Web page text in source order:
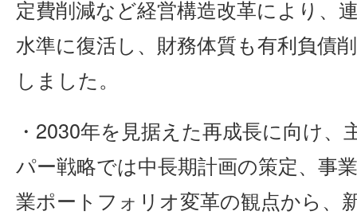
定費削減など経営構造改革により、
水準に復活し、財務体質も有利負債
しました。
・2030年を見据えた再成長に向け
パー戦略では中長期計画の策定、事
業ポートフォリオ変革の観点から、